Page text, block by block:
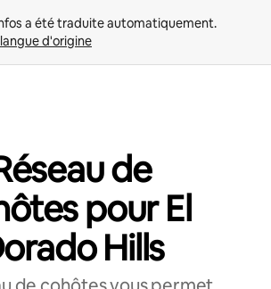
d'origine
de
pour El
Hills